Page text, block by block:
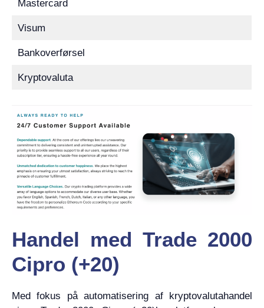
Mastercard
Visum
Bankoverførsel
Kryptovaluta
Handel med Trade 2000
Cipro (+20)
Med fokus på automatisering af kryptovalutahandel